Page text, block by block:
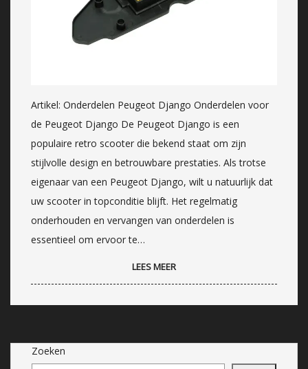
Artikel: Onderdelen Peugeot Django Onderdelen voor
de Peugeot Django De Peugeot Django is een
populaire retro scooter die bekend staat om zijn
stijlvolle design en betrouwbare prestaties. Als trotse
eigenaar van een Peugeot Django, wilt u natuurlijk dat
uw scooter in topconditie blijft. Het regelmatig
onderhouden en vervangen van onderdelen is
essentieel om ervoor te…
LEES MEER
Zoeken